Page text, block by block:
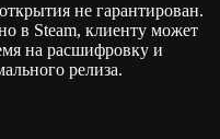
не гарантирован.
в Steam, клиенту может
на расшифровку и
релиза.